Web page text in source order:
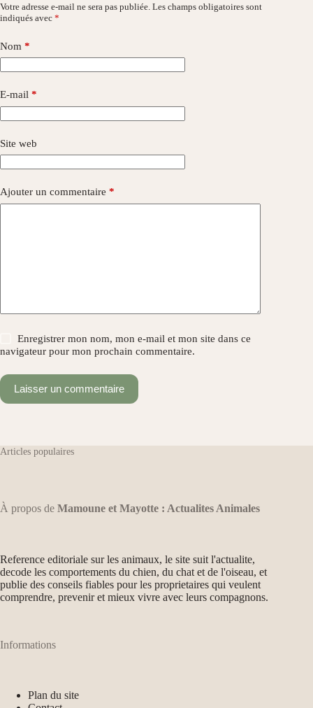
Votre adresse e-mail ne sera pas publiée. Les champs obligatoires sont
indiqués avec *
Nom *
E-mail *
Site web
Ajouter un commentaire *
Enregistrer mon nom, mon e-mail et mon site dans ce
navigateur pour mon prochain commentaire.
Laisser un commentaire
Articles populaires
À propos de Mamoune et Mayotte : Actualites Animales
Reference editoriale sur les animaux, le site suit l'actualite,
decode les comportements du chien, du chat et de l'oiseau, et
publie des conseils fiables pour les proprietaires qui veulent
comprendre, prevenir et mieux vivre avec leurs compagnons.
Informations
Plan du site